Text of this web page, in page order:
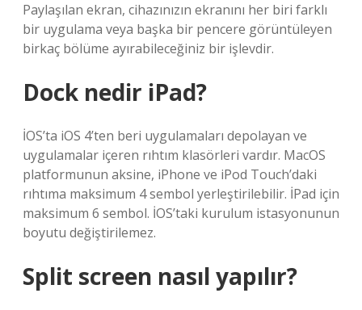
Paylaşılan ekran, cihazınızın ekranını her biri farklı
bir uygulama veya başka bir pencere görüntüleyen
birkaç bölüme ayırabileceğiniz bir işlevdir.
Dock nedir iPad?
İOS’ta iOS 4’ten beri uygulamaları depolayan ve
uygulamalar içeren rıhtım klasörleri vardır. MacOS
platformunun aksine, iPhone ve iPod Touch’daki
rıhtıma maksimum 4 sembol yerleştirilebilir. İPad için
maksimum 6 sembol. İOS’taki kurulum istasyonunun
boyutu değiştirilemez.
Split screen nasıl yapılır?